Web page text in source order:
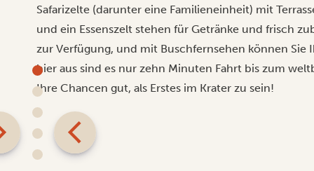
Safarizelte (darunter eine Familieneinheit) mit
und ein Essenszelt stehen für Getränke und frisch
zur Verfügung, und mit Buschfernsehen können Sie
hier aus sind es nur zehn Minuten Fahrt bis zum
Ihre Chancen gut, als Erstes im Krater zu sein!